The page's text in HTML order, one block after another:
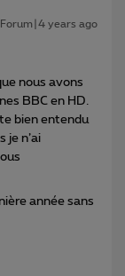
years ago
nous avons
BBC en HD.
bien entendu
je n’ai
année sans